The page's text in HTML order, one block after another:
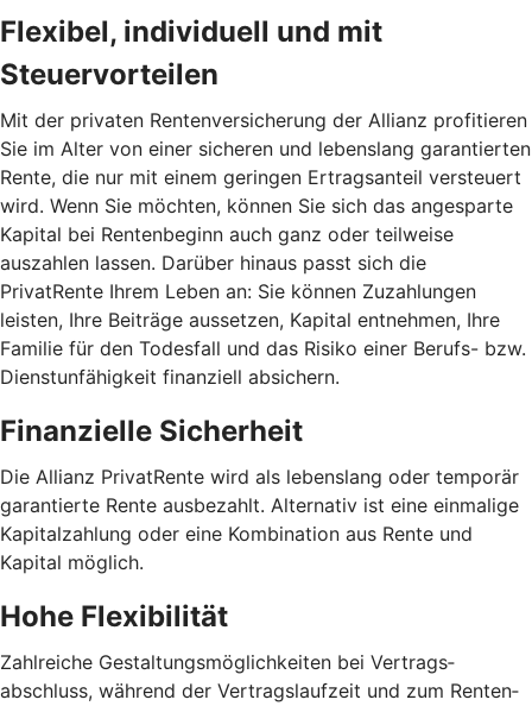
Flexibel, individuell und mit
Steuervorteilen
Mit der privaten Rentenversicherung der Allianz profitieren
Sie im Alter von einer sicheren und lebenslang garantierten
Rente, die nur mit einem geringen Ertragsanteil versteuert
wird. Wenn Sie möchten, können Sie sich das angesparte
Kapital bei Rentenbeginn auch ganz oder teilweise
auszahlen lassen. Darüber hinaus passt sich die
PrivatRente Ihrem Leben an: Sie können Zuzahlungen
leisten, Ihre Beiträge aussetzen, Kapital entnehmen, Ihre
Familie für den Todesfall und das Risiko einer Berufs- bzw.
Dienstunfähigkeit finanziell absichern.
Finanzielle Sicherheit
Die Allianz PrivatRente wird als lebens­lang oder temporär
garantierte Rente ausbezahlt. Alternativ ist eine einmalige
Kapital­zahlung oder eine Kombination aus Rente und
Kapital möglich.
Hohe Flexibilität
Zahlreiche Gestaltungs­möglichkeiten bei Vertrags­
abschluss, während der Vertrags­laufzeit und zum Renten­